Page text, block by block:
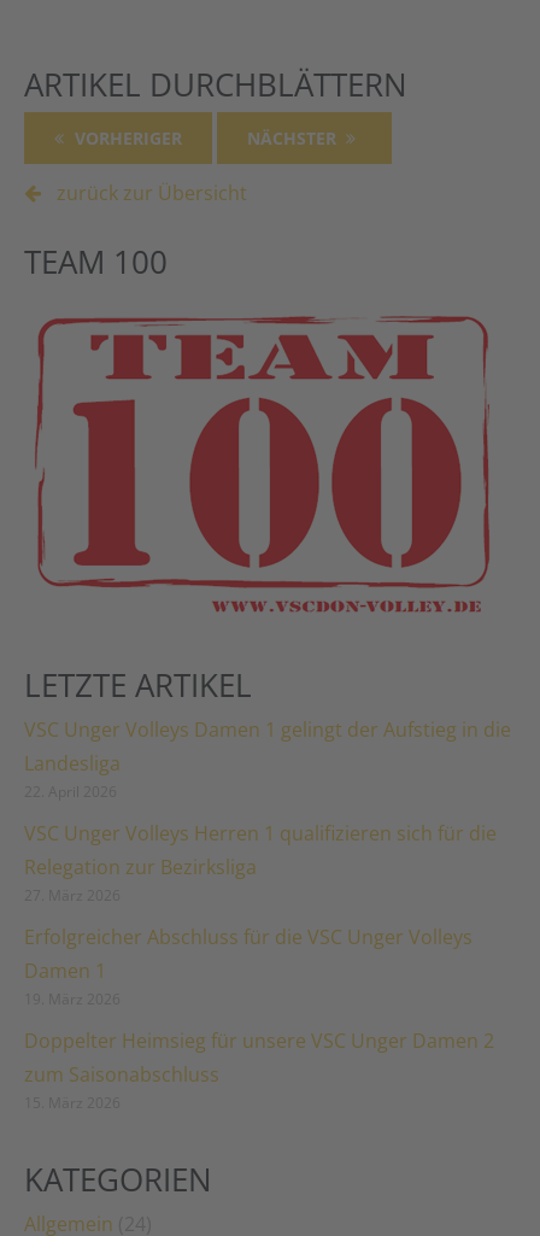
ARTIKEL DURCHBLÄTTERN
VORHERIGER NÄCHSTER
zurück zur Übersicht
TEAM 100
LETZTE ARTIKEL
VSC Unger Volleys Damen 1 gelingt der Aufstieg in die
Landesliga
VSC Unger Volleys Herren 1 qualifizieren sich für die
Relegation zur Bezirksliga
Erfolgreicher Abschluss für die VSC Unger Volleys
Damen 1
Doppelter Heimsieg für unsere VSC Unger Damen 2
zum Saisonabschluss
KATEGORIEN
Allgemein